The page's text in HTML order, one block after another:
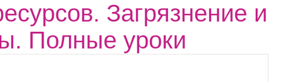
Загрязнение и
Полные уроки